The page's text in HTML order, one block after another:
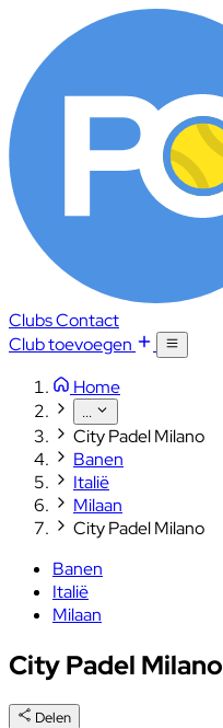
ClubsContact
Club toevoegen
Home
...
City Padel Milano
Banen
Italië
Milaan
City Padel Milano
Banen
Italië
Milaan
City Padel Milano
Delen